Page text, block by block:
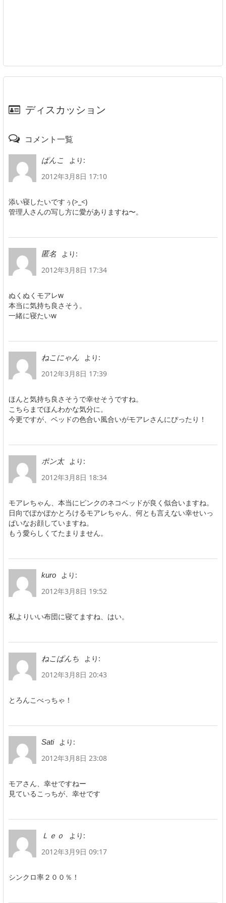
ディスカッション
コメント一覧
ぱんこ
より:
2012年3月8日 17:10
添い寝したいですぅ(>_<)
管理人さんの写し方に愛がありますね〜。
匿名
より:
2012年3月8日 17:34
ぬくぬくモアレw
本当に気持ち良さそう。
一緒に寝たいw
ねこにゃん
より:
2012年3月8日 17:39
ほんと気持ち良さそうで幸せそうですね。
こちらまでほんわかな気分に。
今更ですが、ベッドの色合い風合いがモアレさんにぴったり！
ポン太
より:
2012年3月8日 18:34
モアレちゃん、本当にピンクのネコベッドが良く似合いますね。
日向でぽかぽかとろけるモアレちゃん、何とも言えない幸せいっ
ぱいなお顔していますね。
もう愛らしくてたまりません。
kuro
より:
2012年3月8日 19:52
私よりいい布団に寝てますね、はい。
ねこぱんち
より:
2012年3月8日 20:43
とろんこべっちゃ！
Sati
より:
2012年3月8日 23:08
モアさん、幸せですねー
見ているこっちが、幸せです
Ｌｅｏ
より:
2012年3月9日 09:17
シンクロ率２００％！